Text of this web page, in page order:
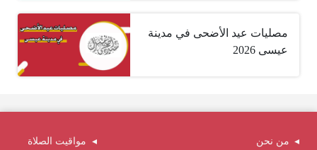
مصليات عيد الأضحى في مدينة
عيسى 2026
من نحن مواقيت الصلاة